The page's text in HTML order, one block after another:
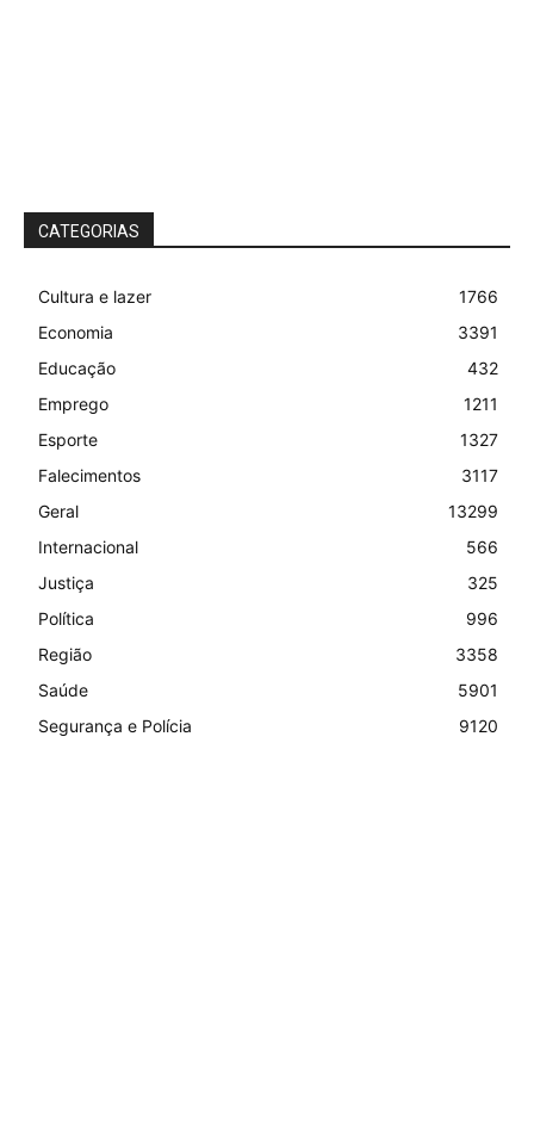
CATEGORIAS
Cultura e lazer
1766
Economia
3391
Educação
432
Emprego
1211
Esporte
1327
Falecimentos
3117
Geral
13299
Internacional
566
Justiça
325
Política
996
Região
3358
Saúde
5901
Segurança e Polícia
9120